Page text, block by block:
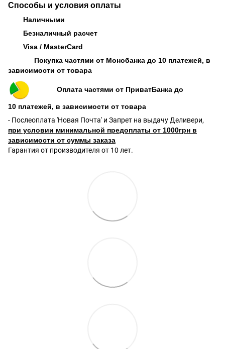
Способы и условия оплаты
Наличными
Безналичный расчет
Visa / MasterCard
Покупка частями от Монобанка до 10 платежей, в
зависимости от товара
Оплата частями от ПриватБанка до
10 платежей, в зависимости от товара
- Послеоплата 'Новая Почта' и Запрет на выдачу Деливери,
при условии минимальной предоплаты от 1000грн в
зависимости от суммы заказа
Гарантия от производителя от 10 лет.